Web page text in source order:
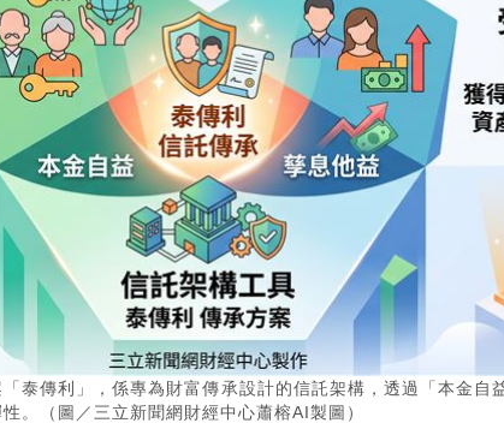
泰傳利」，係專為財富傳承設計的信託架構，透過「本金自
。（圖／三立新聞網財經中心蕭榕AI製圖）